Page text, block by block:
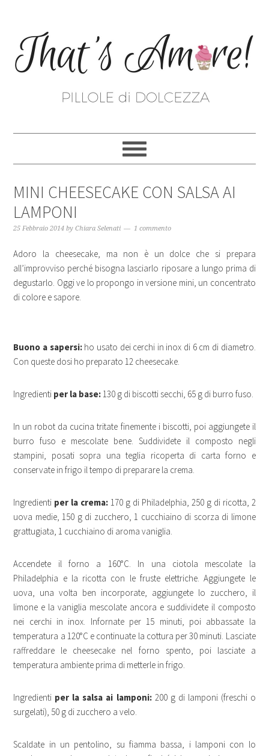
MINI CHEESECAKE CON SALSA AI
LAMPONI
25 Febbraio 2014 byChiara Selenati 1 commento
Adoro la cheesecake, ma non è un dolce che si prepara
all’improvviso perché bisogna lasciarlo riposare a lungo prima di
degustarlo. Oggi ve lo propongo in versione mini, un concentrato
di colore e sapore.
Buono a sapersi:ho usato dei cerchi in inox di 6 cm di diametro.
Con queste dosi ho preparato 12 cheesecake.
Ingredienti per la base: 130 g di biscotti secchi, 65 g di burro fuso.
In un robot da cucina tritate finemente i biscotti, poi aggiungete il
burro fuso e mescolate bene. Suddividete il composto negli
stampini, posati sopra una teglia ricoperta di carta forno e
conservate in frigo il tempo di preparare la crema.
Ingredienti per la crema: 170 g di Philadelphia, 250 g di ricotta, 2
uova medie, 150 g di zucchero, 1 cucchiaino di scorza di limone
grattugiata, 1 cucchiaino di aroma vaniglia.
Accendete il forno a 160°C. In una ciotola mescolate la
Philadelphia e la ricotta con le fruste elettriche. Aggiungete le
uova, una volta ben incorporate, aggiungete lo zucchero, il
limone e la vaniglia mescolate ancora e suddividete il composto
nei cerchi in inox. Infornate per 15 minuti, poi abbassate la
temperatura a 120°C e continuate la cottura per 30 minuti. Lasciate
raffreddare le cheesecake nel forno spento, poi lasciate a
temperatura ambiente prima di metterle in frigo.
Ingredienti per la salsa ai lamponi:200 g di lamponi (freschi o
surgelati), 50 g di zucchero a velo.
Scaldate in un pentolino, su fiamma bassa, i lamponi con lo